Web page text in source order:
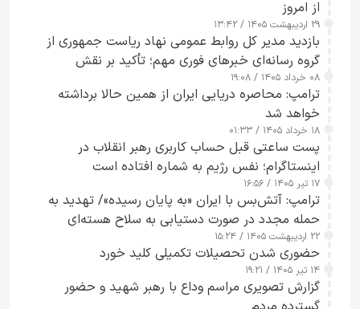
از امروز
۲۹ اردیبهشت ۱۴۰۵ / ۱۳:۴۲
بازدید مدیر کل روابط عمومی نهاد ریاست جمهوری از
گروه رسانه‌ای خبرهای فوری مهم؛ تأکید بر نقش
رسانه‌های هوشمند و مسئول در ارتقای آگاهی عمومی
۰۸ خرداد ۱۴۰۵ / ۱۹:۰۸
ترامپ: محاصره دریایی ایران از همین حالا برداشته
خواهد شد
۱۸ خرداد ۱۴۰۵ / ۰۱:۳۳
پست ساعتی قبل حساب کاربری رهبر انقلاب در
اینستاگرام؛ نفس رژیم به شماره افتاده است​
۱۷ تیر ۱۴۰۵ / ۱۶:۵۶
ترامپ: آتش‌بس با ایران «به پایان رسیده»/ تهدید به
حمله مجدد در صورت دستیابی به سلاح هسته‌ای
۲۲ اردیبهشت ۱۴۰۵ / ۱۵:۲۴
حضوری شدن تحصیلات تکمیلی کلید خورد
۱۴ تیر ۱۴۰۵ / ۱۹:۲۱
گزارش تصویری مراسم وداع با رهبر شهید و حضور